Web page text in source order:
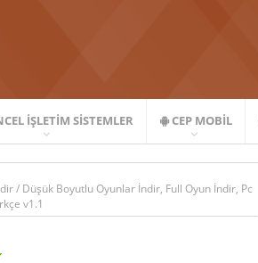
İŞLETIM SISTEMLER CEP MOBIL
/ Düşük Boyutlu Oyunlar İndir, Full Oyun İndir, Pc
v1.1